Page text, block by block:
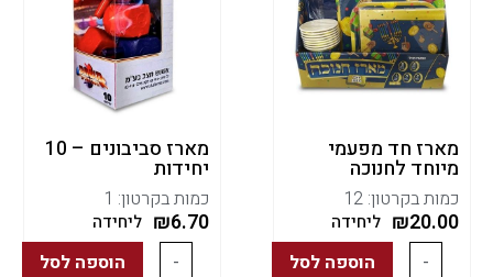
מארז חד מפעמי
מיוחד לחנוכה
כמות בקרטון: 12
₪20.00 ליחידה
- הוספה לסל
מארז סביבונים – 10
יחידות
כמות בקרטון: 1
₪6.70 ליחידה
- הוספה לסל